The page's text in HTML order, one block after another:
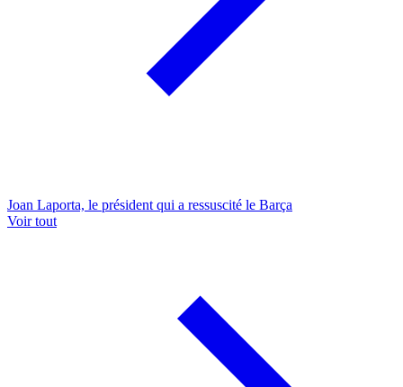
Joan Laporta, le président qui a ressuscité le Barça
Voir tout